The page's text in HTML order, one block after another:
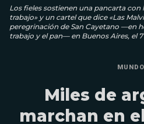
Los fieles sostienen una pancarta con
trabajo» y un cartel que dice «Las
peregrinación de San Cayetano —en
trabajo y el pan— en Buenos Aires, el
MUNDO
Miles de
marchan en